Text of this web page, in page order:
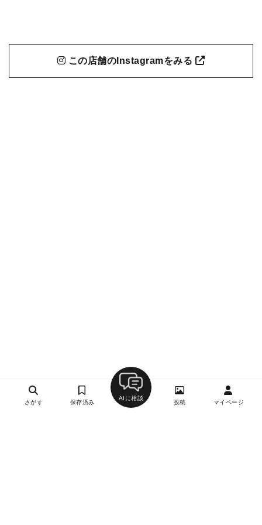
この店舗のInstagramをみる
さがす 保存済み
AIに相談
投稿 マイページ